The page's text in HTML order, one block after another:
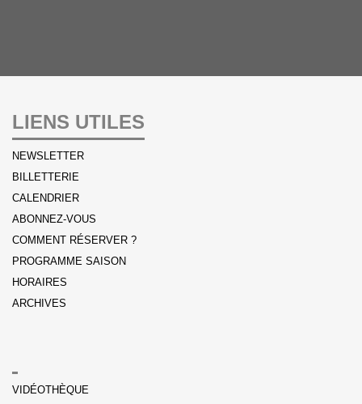
LIENS UTILES
NEWSLETTER
BILLETTERIE
CALENDRIER
ABONNEZ-VOUS
COMMENT RÉSERVER ?
PROGRAMME SAISON
HORAIRES
ARCHIVES
VIDÉOTHÈQUE